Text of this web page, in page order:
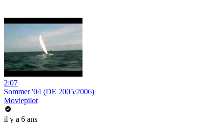
2:07
Sommer '04 (DE 2005/2006)
Moviepilot
il y a 6 ans